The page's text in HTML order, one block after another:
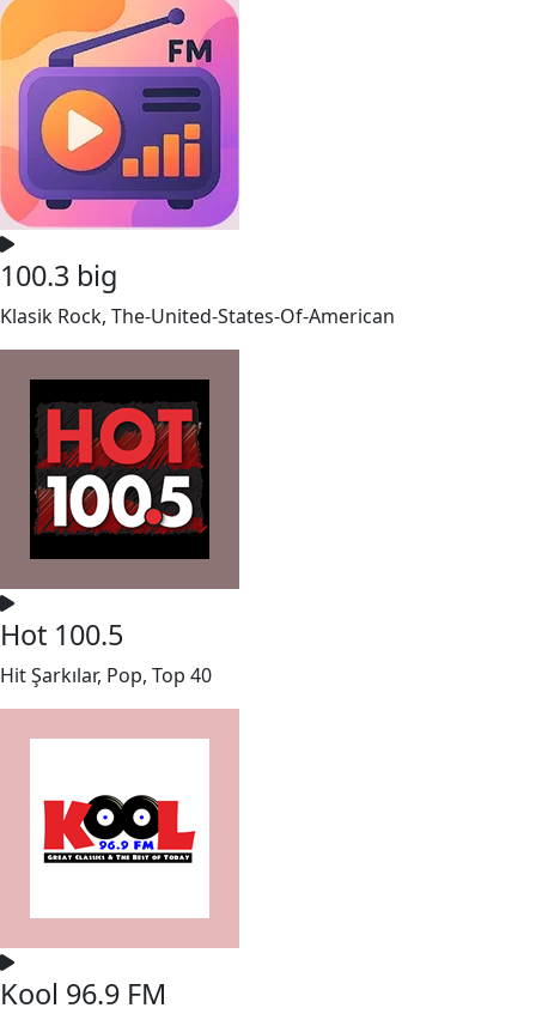
100.3 big
Klasik Rock, The-United-States-Of-American
Hot 100.5
Hit Şarkılar, Pop, Top 40
Kool 96.9 FM